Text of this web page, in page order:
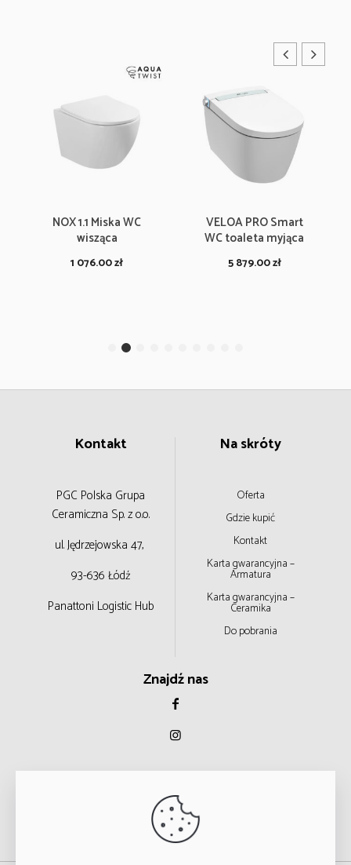
NOX 1.1 Miska WC
wisząca
1 076.00zł
VELOA PRO Smart
WC toaleta myjąca
5 879.00zł
Kontakt
PGC Polska Grupa
Ceramiczna Sp. z o.o.
ul. Jędrzejowska 47,
93-636 Łódź
Panattoni Logistic Hub
Na skróty
Oferta
Gdzie kupić
Kontakt
Karta gwarancyjna –
Armatura
Karta gwarancyjna –
Ceramika
Do pobrania
Znajdź nas